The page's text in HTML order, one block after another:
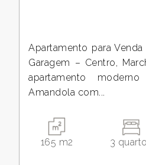
Apartamento para
Garagem – Centro,
apartamento
Amandola com...
165 m2 3